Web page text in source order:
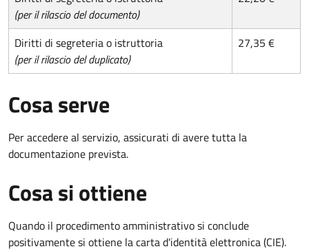
(per il rilascio del documento)
Diritti di segreteria o istruttoria
(per il rilascio del duplicato)
27,35 €
Cosa serve
Per accedere al servizio, assicurati di avere tutta la
documentazione prevista.
Cosa si ottiene
Quando il procedimento amministrativo si conclude
positivamente si ottiene la carta d'identità elettronica (CIE).